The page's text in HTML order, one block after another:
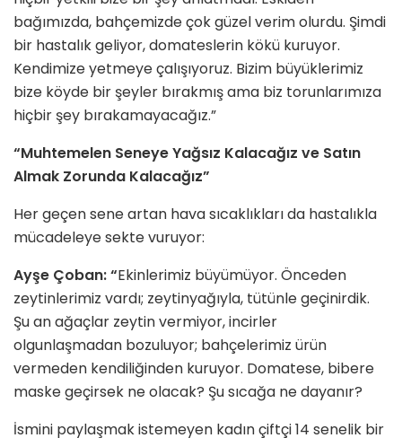
bağımızda, bahçemizde çok güzel verim olurdu. Şimdi
bir hastalık geliyor, domateslerin kökü kuruyor.
Kendimize yetmeye çalışıyoruz. Bizim büyüklerimiz
bize köyde bir şeyler bırakmış ama biz torunlarımıza
hiçbir şey bırakamayacağız.”
“Muhtemelen Seneye Yağsız Kalacağız ve Satın
Almak Zorunda Kalacağız”
Her geçen sene artan hava sıcaklıkları da hastalıkla
mücadeleye sekte vuruyor:
Ayşe Çoban: “Ekinlerimiz büyümüyor. Önceden
zeytinlerimiz vardı; zeytinyağıyla, tütünle geçinirdik.
Şu an ağaçlar zeytin vermiyor, incirler
olgunlaşmadan bozuluyor; bahçelerimiz ürün
vermeden kendiliğinden kuruyor. Domatese, bibere
maske geçirsek ne olacak? Şu sıcağa ne dayanır?
İsmini paylaşmak istemeyen kadın çiftçi 14 senelik bir